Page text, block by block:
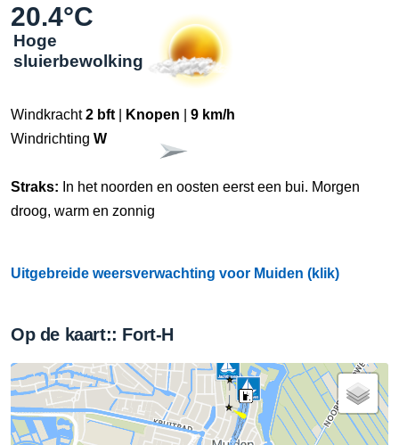
20.4°C
Hoge
sluierbewolking
Windkracht2 bft Knopen
9 km/h
Windrichting W
Straks: In het noorden en oosten eerst een bui. Morgen
droog, warm en zonnig
Uitgebreide weersverwachting voor Muiden (klik)
Op de kaart:: Fort-H